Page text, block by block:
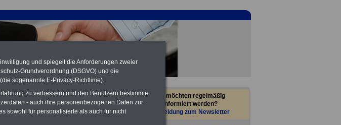
Sie möchten regelmäßig
informiert werden?
Anmeldung zum Newsletter
und spiegelt die Anforderungen zweier
Grundverordnung (DSGVO) und die
sogenannte E-Privacy-Richtlinie).
zu verbessern und den Benutzern bestimmte
- auch ihre personenbezogenen Daten zur
sowohl für personalisierte als auch für nicht